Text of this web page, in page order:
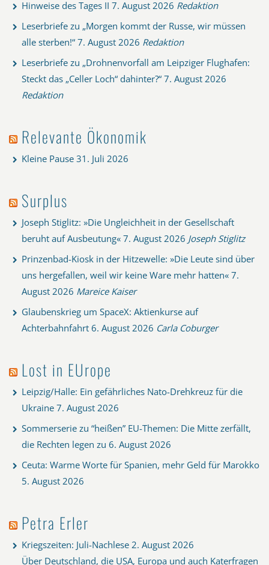
Hinweise des Tages II 7. August 2026 Redaktion
Leserbriefe zu „Morgen kommt der Russe, wir müssen
alle sterben!“ 7. August 2026 Redaktion
Leserbriefe zu „Drohnenvorfall am Leipziger Flughafen:
Steckt das „Celler Loch“ dahinter?“ 7. August 2026
Redaktion
Relevante Ökonomik
Kleine Pause 31. Juli 2026
Surplus
Joseph Stiglitz: »Die Ungleichheit in der Gesellschaft
beruht auf Ausbeutung« 7. August 2026 Joseph Stiglitz
Prinzenbad-Kiosk in der Hitzewelle: »Die Leute sind über
uns hergefallen, weil wir keine Ware mehr hatten« 7.
August 2026 Mareice Kaiser
Glaubenskrieg um SpaceX: Aktienkurse auf
Achterbahnfahrt 6. August 2026 Carla Coburger
Lost in EUrope
Leipzig/Halle: Ein gefährliches Nato-Drehkreuz für die
Ukraine 7. August 2026
Sommerserie zu “heißen” EU-Themen: Die Mitte zerfällt,
die Rechten legen zu 6. August 2026
Ceuta: Warme Worte für Spanien, mehr Geld für Marokko
5. August 2026
Petra Erler
Kriegszeiten: Juli-Nachlese 2. August 2026
Über Deutschland, die USA, Europa und auch Katerfragen